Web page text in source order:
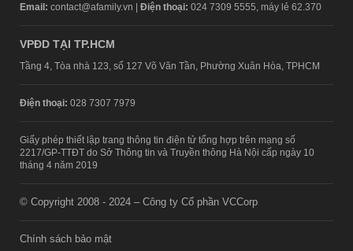
Email: contact@afamily.vn | Điện thoại: 024 7309 5555, máy lẻ 62.370
VPĐD TẠI TP.HCM
Tầng 4, Tòa nhà 123, số 127 Võ Văn Tần, Phường Xuân Hòa, TPHCM
Điện thoại: 028 7307 7979
Giấy phép thiết lập trang thông tin điện tử tổng hợp trên mạng số
2217/GP-TTĐT do Sở Thông tin và Truyền thông Hà Nội cấp ngày 10
tháng 4 năm 2019
© Copyright 2008 - 2024 – Công ty Cổ phần VCCorp
Chính sách bảo mật